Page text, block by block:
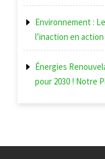
Environnement :
l’inaction en
Énergies
pour 2030 ! Notre